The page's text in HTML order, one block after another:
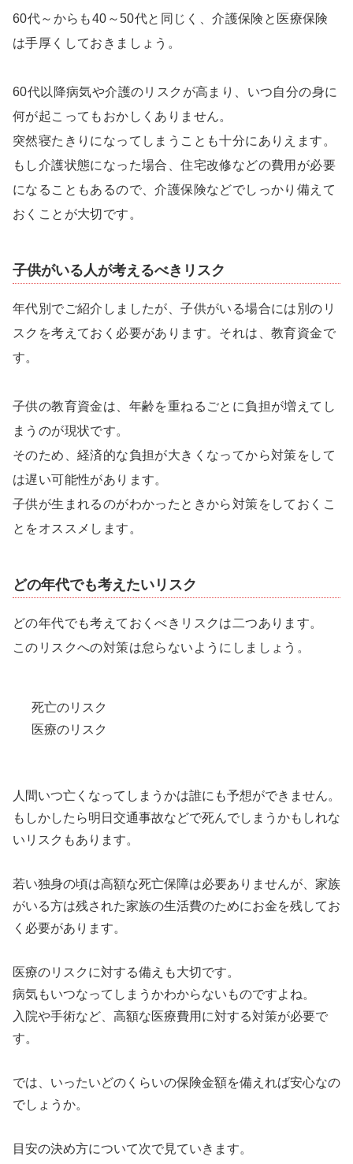
60代～からも40～50代と同じく、介護保険と医療保険
は手厚くしておきましょう。
60代以降病気や介護のリスクが高まり、いつ自分の身に
何が起こってもおかしくありません。
突然寝たきりになってしまうことも十分にありえます。
もし介護状態になった場合、住宅改修などの費用が必要
になることもあるので、介護保険などでしっかり備えて
おくことが大切です。
子供がいる人が考えるべきリスク
年代別でご紹介しましたが、子供がいる場合には別のリ
スクを考えておく必要があります。それは、教育資金で
す。
子供の教育資金は、年齢を重ねるごとに負担が増えてし
まうのが現状です。
そのため、経済的な負担が大きくなってから対策をして
は遅い可能性があります。
子供が生まれるのがわかったときから対策をしておくこ
とをオススメします。
どの年代でも考えたいリスク
どの年代でも考えておくべきリスクは二つあります。
このリスクへの対策は怠らないようにしましょう。
死亡のリスク
医療のリスク
人間いつ亡くなってしまうかは誰にも予想ができません。
もしかしたら明日交通事故などで死んでしまうかもしれな
いリスクもあります。
若い独身の頃は高額な死亡保障は必要ありませんが、家族
がいる方は残された家族の生活費のためにお金を残してお
く必要があります。
医療のリスクに対する備えも大切です。
病気もいつなってしまうかわからないものですよね。
入院や手術など、高額な医療費用に対する対策が必要で
す。
では、いったいどのくらいの保険金額を備えれば安心なの
でしょうか。
目安の決め方について次で見ていきます。